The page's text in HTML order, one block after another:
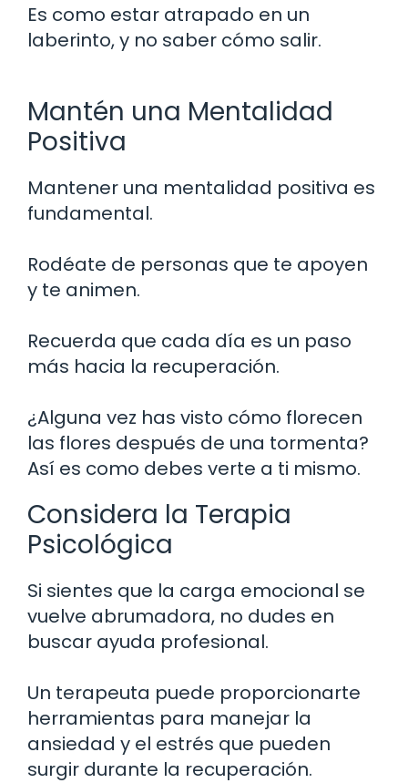
Es como estar atrapado en un
laberinto, y no saber cómo salir.
Mantén una Mentalidad
Positiva
Mantener una mentalidad positiva es
fundamental.
Rodéate de personas que te apoyen
y te animen.
Recuerda que cada día es un paso
más hacia la recuperación.
¿Alguna vez has visto cómo florecen
las flores después de una tormenta?
Así es como debes verte a ti mismo.
Considera la Terapia
Psicológica
Si sientes que la carga emocional se
vuelve abrumadora, no dudes en
buscar ayuda profesional.
Un terapeuta puede proporcionarte
herramientas para manejar la
ansiedad y el estrés que pueden
surgir durante la recuperación.